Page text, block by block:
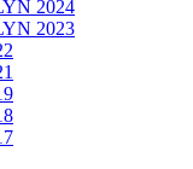
2024
2023